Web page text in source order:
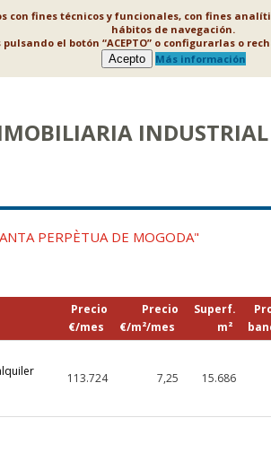
con fines técnicos y funcionales, con fines
hábitos de navegación.
el botón “ACEPTO” o configurarlas o
Acepto
Más información
INDUSTRIAL
PERPÈTUA DE MOGODA"
Precio
€/mes
Precio
€/m²/mes
Superf.
m²
113.724 7,25 15.686